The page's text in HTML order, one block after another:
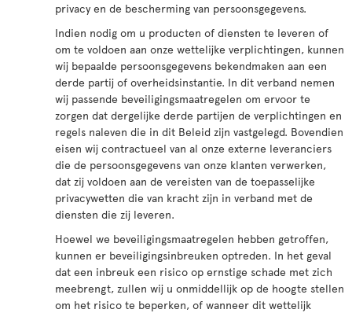
privacy en de bescherming van persoonsgegevens.
Indien nodig om u producten of diensten te leveren of
om te voldoen aan onze wettelijke verplichtingen, kunnen
wij bepaalde persoonsgegevens bekendmaken aan een
derde partij of overheidsinstantie. In dit verband nemen
wij passende beveiligingsmaatregelen om ervoor te
zorgen dat dergelijke derde partijen de verplichtingen en
regels naleven die in dit Beleid zijn vastgelegd. Bovendien
eisen wij contractueel van al onze externe leveranciers
die de persoonsgegevens van onze klanten verwerken,
dat zij voldoen aan de vereisten van de toepasselijke
privacywetten die van kracht zijn in verband met de
diensten die zij leveren.
Hoewel we beveiligingsmaatregelen hebben getroffen,
kunnen er beveiligingsinbreuken optreden. In het geval
dat een inbreuk een risico op ernstige schade met zich
meebrengt, zullen wij u onmiddellijk op de hoogte stellen
om het risico te beperken, of wanneer dit wettelijk